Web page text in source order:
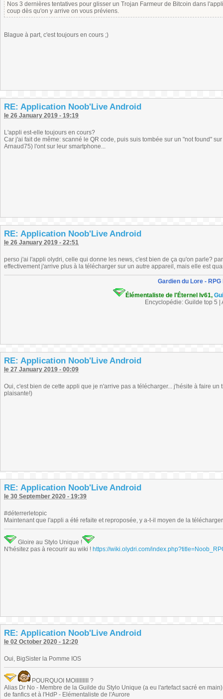
Nos 3 dernières tentatives pour glisser un Trojan Farmeur de Bitcoin dans
coup dès qu'on y arrive on vous préviens.
Blague à part, c'est toujours en cours ;)
RE: Application Noob'Live Android
le 26 January 2019 - 19:19
L'appli est-elle toujours en cours?
Car j'ai fait de même: scanné le QR code, puis suis tombée sur un "not found"
Arnaud75) l'ont sur leur smartphone...
RE: Application Noob'Live Android
le 26 January 2019 - 22:51
perso j'ai l'appli olydri, celle qui donne les news, c'est bien de ça qu'on parle?
effectivement j'arrive plus à la télécharger sur un autre appareil, mais elle est
Gardien du Lore - RPG
Élémentaliste de l'Éternel lv61,
Encyclopédie: Guilde top 5 |
RE: Application Noob'Live Android
le 27 January 2019 - 00:09
Oui, c'est bien de cette appli que je n'arrive pas a télécharger... j'hésite à faire
plaisante!)
RE: Application Noob'Live Android
le 30 September 2020 - 19:39
#déterrerletopic
Maintenant que l'appli a été refaite et reproposée, y a-t-il moyen de la
Gloire au Stylo Unique !
N'hésitez pas à recourir au wiki ! https://wiki.olydri.com/
RE: Application Noob'Live Android
le 02 October 2020 - 12:20
Oui, BigSister la Pomme IOS
POURQUOI MOIIIIIIIII ?
Alias Dr No - Membre de la Guilde du Stylo Unique (a eu l'artefact sacré en
de fanfics et à l'HdP - Elémentaliste de l'Aurore